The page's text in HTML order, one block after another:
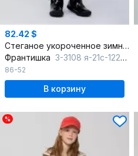
82.42 $
Стеганое укороченное зимнее пальто на молнии для девочки
Франтишка З-3108 я-21с-122-с78 молочный
86-52
В корзину
%